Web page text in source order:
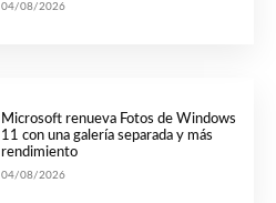
04/08/2026
Microsoft renueva Fotos de Windows
11 con una galería separada y más
rendimiento
04/08/2026